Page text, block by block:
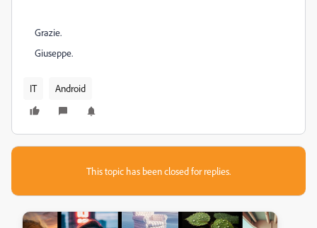
Grazie.
Giuseppe.
IT Android
This topic has been closed for replies.